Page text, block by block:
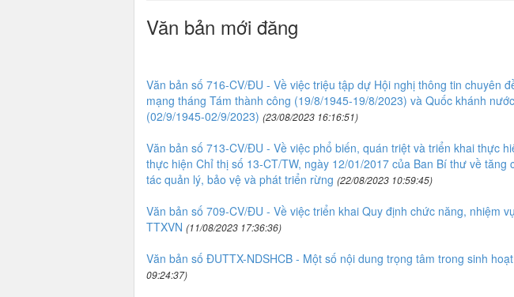
Văn bản mới đăng
Văn bản số 716-CV/ĐU - Về việc triệu tập dự Hội nghị thông tin chuyên
mạng tháng Tám thành công (19/8/1945-19/8/2023) và Quốc khánh
(02/9/1945-02/9/2023) (23/08/2023 16:16:51)
Văn bản số 713-CV/ĐU - Về việc phổ biến, quán triệt và triển khai thực
thực hiện Chỉ thị số 13-CT/TW, ngày 12/01/2017 của Ban Bí thư về
tác quản lý, bảo vệ và phát triển rừng (22/08/2023 10:59:45)
Văn bản số 709-CV/ĐU - Về việc triển khai Quy định chức năng, nhiệm
TTXVN (11/08/2023 17:36:36)
Văn bản số ĐUTTX-NDSHCB - Một số nội dung trọng tâm trong sinh
09:24:37)